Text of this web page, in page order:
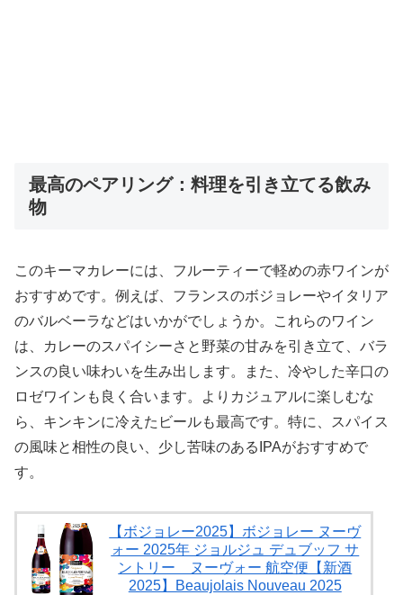
最高のペアリング：料理を引き立てる飲み
物
このキーマカレーには、フルーティーで軽めの赤ワインが
おすすめです。例えば、フランスのボジョレーやイタリア
のバルベーラなどはいかがでしょうか。これらのワイン
は、カレーのスパイシーさと野菜の甘みを引き立て、バラ
ンスの良い味わいを生み出します。また、冷やした辛口の
ロゼワインも良く合います。よりカジュアルに楽しむな
ら、キンキンに冷えたビールも最高です。特に、スパイス
の風味と相性の良い、少し苦味のあるIPAがおすすめで
す。
【ボジョレー2025】ボジョレー ヌーヴ
ォー 2025年 ジョルジュ デュブッフ サ
ントリー ヌーヴォー 航空便【新酒
2025】Beaujolais Nouveau 2025